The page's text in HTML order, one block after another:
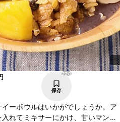
220
保存
ーボウルはいかがでしょうか。ア
れてミキサーにかけ、甘いマン